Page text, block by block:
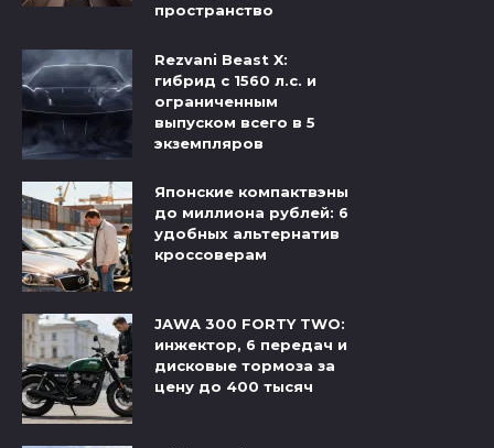
пространство
Rezvani Beast X:
гибрид с 1560 л.с. и
ограниченным
выпуском всего в 5
экземпляров
Японские компактвэны
до миллиона рублей: 6
удобных альтернатив
кроссоверам
JAWA 300 FORTY TWO:
инжектор, 6 передач и
дисковые тормоза за
цену до 400 тысяч